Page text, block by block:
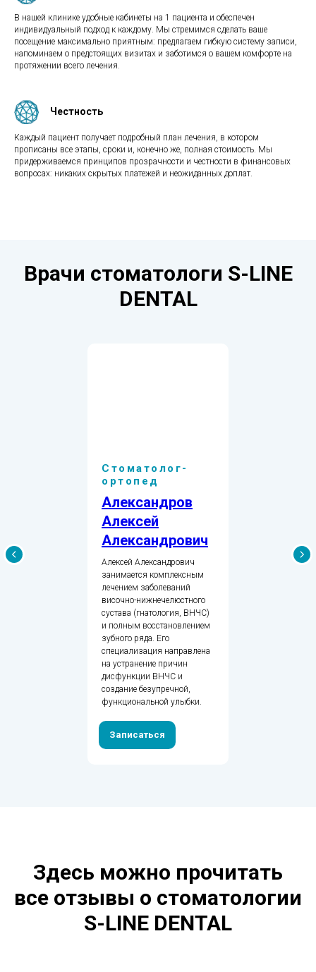
В нашей клинике удобные кабинеты на 1 пациента и обеспечен
индивидуальный подход к каждому. Мы стремимся сделать ваше
посещение максимально приятным: предлагаем гибкую систему записи,
напоминаем о предстоящих визитах и заботимся о вашем комфорте на
протяжении всего лечения.
Честность
Каждый пациент получает подробный план лечения, в котором
прописаны все этапы, сроки и, конечно же, полная стоимость. Мы
придерживаемся принципов прозрачности и честности в финансовых
вопросах: никаких скрытых платежей и неожиданных доплат.
Врачи стоматологи S-LINE
DENTAL
Стоматолог-
ортопед
Александров
Алексей
Александрович
Алексей Александрович
занимается комплексным
лечением заболеваний
височно-нижнечелюстного
сустава (гнатология, ВНЧС)
и полным восстановлением
зубного ряда. Его
специализация направлена
на устранение причин
дисфункции ВНЧС и
создание безупречной,
функциональной улыбки.
Записаться
Здесь можно прочитать
все отзывы о стоматологии
S-LINE DENTAL